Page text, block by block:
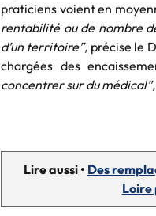
praticiens voient en
rentabilité ou de nombre
d’un territoire”, précise le
chargées des
concentrer sur du médical”,
Lire aussi • Des
Loire